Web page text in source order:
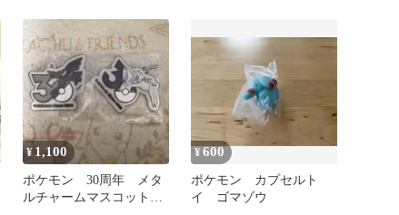
¥ 1,100
ポケモン 30周年 メタ
ルチャームマスコット
¥600
ポケモン カプセルト
イ ゴマゾウ